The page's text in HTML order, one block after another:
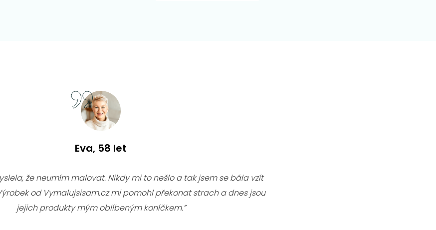
Eva, 58 let
že neumím malovat. Nikdy mi to nešlo a tak jsem se bála vzít
od Vymalujsisam.cz mi pomohl překonat strach a dnes jsou
jejich produkty mým oblíbeným koníčkem.”